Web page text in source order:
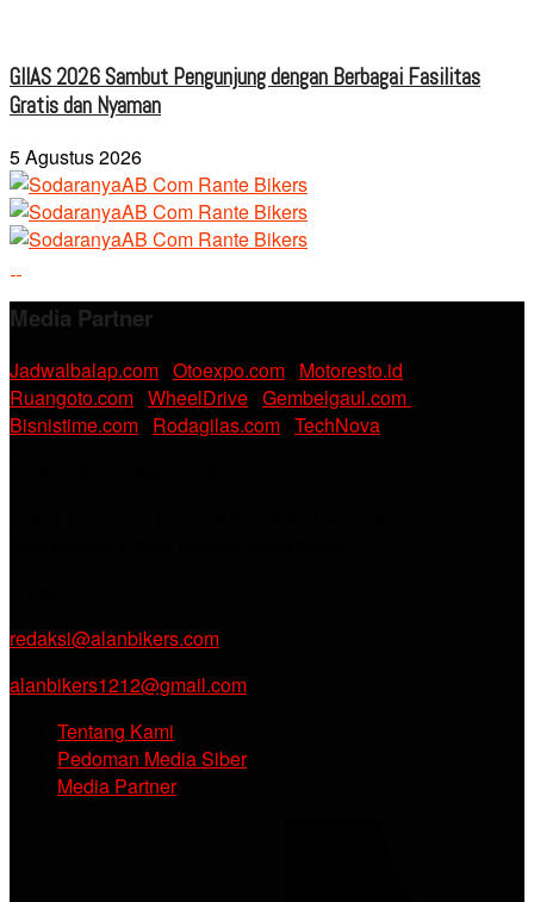
GIIAS 2026 Sambut Pengunjung dengan Berbagai Fasilitas
Gratis dan Nyaman
5 Agustus 2026
Media Partner
Jadwalbalap.com Otoexpo.com Motoresto.id
Ruangoto.com WheelDrive Gembelgaul.com
Bisnistime.com Rodagilas.com TechNova
redaksi@alanbikers.com
alanbikers1212@gmail.com
Tentang Kami
Pedoman Media Siber
Media Partner